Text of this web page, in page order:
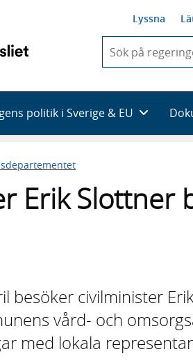
Lyssna
du
skriva
framträder
en
politik i Sverige & EU
Erik Slottner
besöker civilminister
vård- och
med lokala